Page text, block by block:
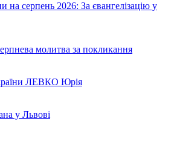
серпень 2026: За євангелізацію у
молитва за покликання
ЛЕВКО Юрія
у Львові